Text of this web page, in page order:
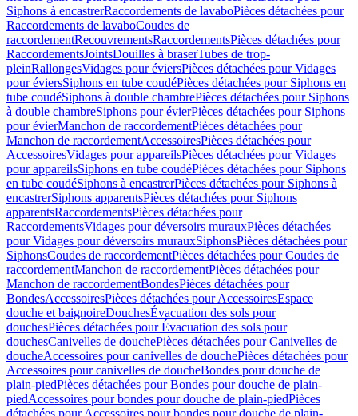
Siphons à encastrerRaccordements de lavaboPièces détachées pour
Raccordements de lavaboCoudes de
raccordementRecouvrementsRaccordementsPièces détachées pour
RaccordementsJointsDouilles à braserTubes de trop-
pleinRallongesVidages pour éviersPièces détachées pour Vidages
pour éviersSiphons en tube coudéPièces détachées pour Siphons en
tube coudéSiphons à double chambrePièces détachées pour Siphons
à double chambreSiphons pour évierPièces détachées pour Siphons
pour évierManchon de raccordementPièces détachées pour
Manchon de raccordementAccessoiresPièces détachées pour
AccessoiresVidages pour appareilsPièces détachées pour Vidages
pour appareilsSiphons en tube coudéPièces détachées pour Siphons
en tube coudéSiphons à encastrerPièces détachées pour Siphons à
encastrerSiphons apparentsPièces détachées pour Siphons
apparentsRaccordementsPièces détachées pour
RaccordementsVidages pour déversoirs murauxPièces détachées
pour Vidages pour déversoirs murauxSiphonsPièces détachées pour
SiphonsCoudes de raccordementPièces détachées pour Coudes de
raccordementManchon de raccordementPièces détachées pour
Manchon de raccordementBondesPièces détachées pour
BondesAccessoiresPièces détachées pour AccessoiresEspace
douche et baignoireDouchesÉvacuation des sols pour
douchesPièces détachées pour Évacuation des sols pour
douchesCanivelles de douchePièces détachées pour Canivelles de
doucheAccessoires pour canivelles de douchePièces détachées pour
Accessoires pour canivelles de doucheBondes pour douche de
plain-piedPièces détachées pour Bondes pour douche de plain-
piedAccessoires pour bondes pour douche de plain-piedPièces
détachées pour Accessoires pour bondes pour douche de plain-